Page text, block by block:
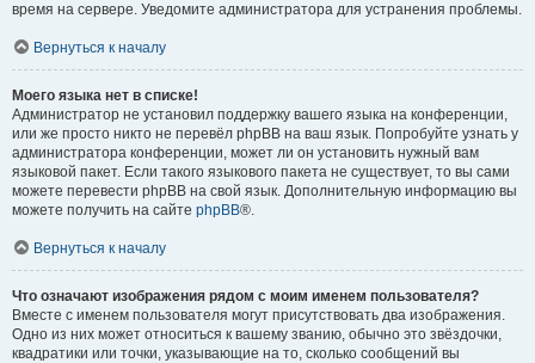
время на сервере. Уведомите администратора для устранения проблемы.
Вернуться к началу
Моего языка нет в списке!
Администратор не установил поддержку вашего языка на конференции,
или же просто никто не перевёл phpBB на ваш язык. Попробуйте узнать у
администратора конференции, может ли он установить нужный вам
языковой пакет. Если такого языкового пакета не существует, то вы сами
можете перевести phpBB на свой язык. Дополнительную информацию вы
можете получить на сайте phpBB®.
Вернуться к началу
Что означают изображения рядом с моим именем пользователя?
Вместе с именем пользователя могут присутствовать два изображения.
Одно из них может относиться к вашему званию, обычно это звёздочки,
квадратики или точки, указывающие на то, сколько сообщений вы